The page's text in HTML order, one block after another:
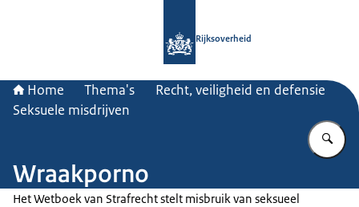
Rijksoverheid
Home Thema's
Recht, veiligheid en defensie
Seksuele misdrijven
Wraakporno
Het Wetboek van Strafrecht stelt misbruik van seksueel